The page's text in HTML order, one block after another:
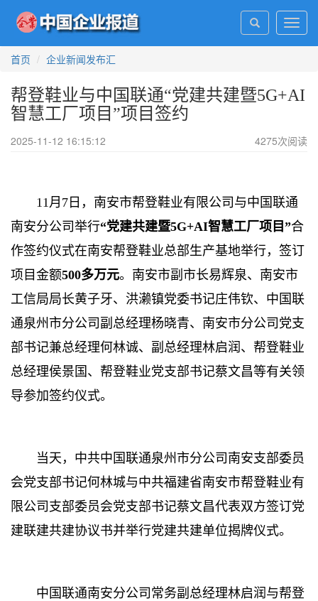
首页
企业新闻发布汇
帮登鞋业与中国联通“党建共建暨5G+AI
智慧工厂项目”项目签约
2025-11-12 16:15:12 4275次阅读
11月7日，南安市帮登鞋业有限公司与中国联通
南安分公司举行“党建共建暨5G+AI智慧工厂项目 ”合
作签约仪式在南安帮登鞋业总部生产基地举行，签订
项目金额500多万元。南安市副市长易辉泉、南安市
工信局局长黄子牙、洪濑镇党委书记庄伟钦、中国联
通泉州市分公司副总经理杨晓青、南安市分公司党支
部书记兼总经理何林诚、副总经理林启润、帮登鞋业
总经理侯景国、帮登鞋业党支部书记蔡文昌等有关领
导参加签约仪式。
当天，中共中国联通泉州市分公司南安支部委员
会党支部书记何林城与中共福建省南安市帮登鞋业有
限公司支部委员会党支部书记蔡文昌代表双方签订党
建联建共建协议书并举行党建共建单位揭牌仪式。
中国联通南安分公司常务副总经理林启润与帮登